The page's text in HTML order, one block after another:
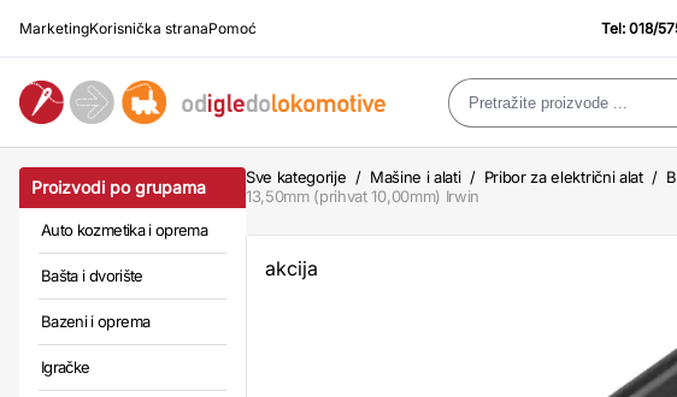
MarketingKorisnička stranaPomoć Tel:018/
Proizvodi po grupama
Auto kozmetika i oprema
Bašta i dvorište
Bazeni i oprema
Igračke
Sve kategorije / Mašine i alati / Pribor za električni alat /
13,50mm (prihvat 10,00mm) Irwin
akcija